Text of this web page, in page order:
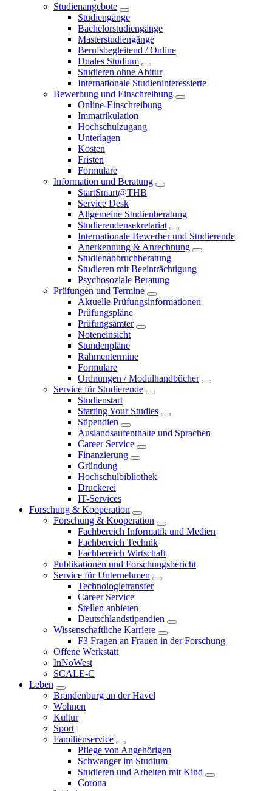
Studienangebote
Studiengänge
Bachelorstudiengänge
Masterstudiengänge
Berufsbegleitend / Online
Duales Studium
Studieren ohne Abitur
Internationale Studieninteressierte
Bewerbung und Einschreibung
Online-Einschreibung
Immatrikulation
Hochschulzugang
Unterlagen
Kosten
Fristen
Formulare
Information und Beratung
StartSmart@THB
Service Desk
Allgemeine Studienberatung
Studierendensekretariat
Internationale Bewerber und Studierende
Anerkennung & Anrechnung
Studienabbruchberatung
Studieren mit Beeinträchtigung
Psychosoziale Beratung
Prüfungen und Termine
Aktuelle Prüfungsinformationen
Prüfungspläne
Prüfungsämter
Noteneinsicht
Stundenpläne
Rahmentermine
Formulare
Ordnungen / Modulhandbücher
Service für Studierende
Studienstart
Starting Your Studies
Stipendien
Auslandsaufenthalte und Sprachen
Career Service
Finanzierung
Gründung
Hochschulbibliothek
Druckerei
IT-Services
Forschung & Kooperation
Forschung & Kooperation
Fachbereich Informatik und Medien
Fachbereich Technik
Fachbereich Wirtschaft
Publikationen und Forschungsbericht
Service für Unternehmen
Technologietransfer
Career Service
Stellen anbieten
Deutschlandstipendien
Wissenschaftliche Karriere
F3 Fragen an Frauen in der Forschung
Offene Werkstatt
InNoWest
SCALE-C
Leben
Brandenburg an der Havel
Wohnen
Kultur
Sport
Familienservice
Pflege von Angehörigen
Schwanger im Studium
Studieren und Arbeiten mit Kind
Corona